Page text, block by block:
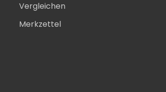
Vergleichen
Merkzettel